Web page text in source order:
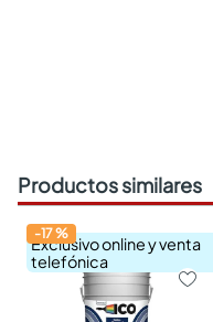
Productos similares
Exclusivo online y venta
telefónica
-17%